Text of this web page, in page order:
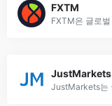
FXTM
JustMarkets